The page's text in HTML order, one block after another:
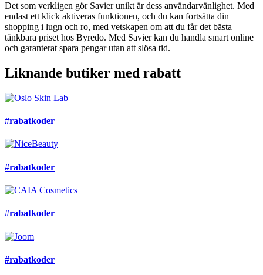
Det som verkligen gör Savier unikt är dess användarvänlighet. Med
endast ett klick aktiveras funktionen, och du kan fortsätta din
shopping i lugn och ro, med vetskapen om att du får det bästa
tänkbara priset hos Byredo. Med Savier kan du handla smart online
och garanterat spara pengar utan att slösa tid.
Liknande butiker med rabatt
#rabatkoder
#rabatkoder
#rabatkoder
#rabatkoder